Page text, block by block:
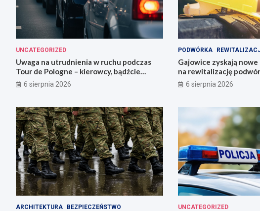
UNCATEGORIZED
Uwaga na utrudnienia w ruchu podczas
Tour de Pologne – kierowcy, bądźcie
przygotowani!
6 sierpnia 2026
PODWÓRKA
Gajowice zyskają nowe
na rewitalizację
6 sierpnia 2026
ARCHITEKTURA
BEZPIECZEŃSTWO
UNCATEGORIZED